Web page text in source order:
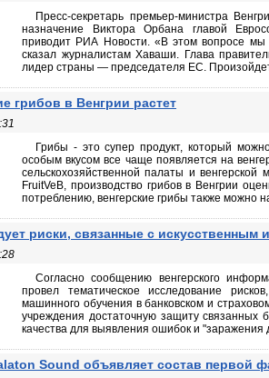
Пресс-секретарь премьер-министра
назначение Виктора Орбана главой
приводит РИА Новости. «В этом вопросе мы
сказал журналистам Хаваши. Глава
лидер страны — председателя ЕС.
грибов в Венгрии растет
Грибы - это супер продукт, который
особым вкусом все чаще появляется на
сельскохозяйственной палаты и
FruitVeB, производство грибов в Венгрии
потреблению, венгерские грибы также можно
риски, связанные с искусственным
Согласно сообщению венгерского
провел тематическое исследование
машинного обучения в банковском и
учреждения достаточную защиту
качества для выявления ошибок и
Sound объявляет состав первой